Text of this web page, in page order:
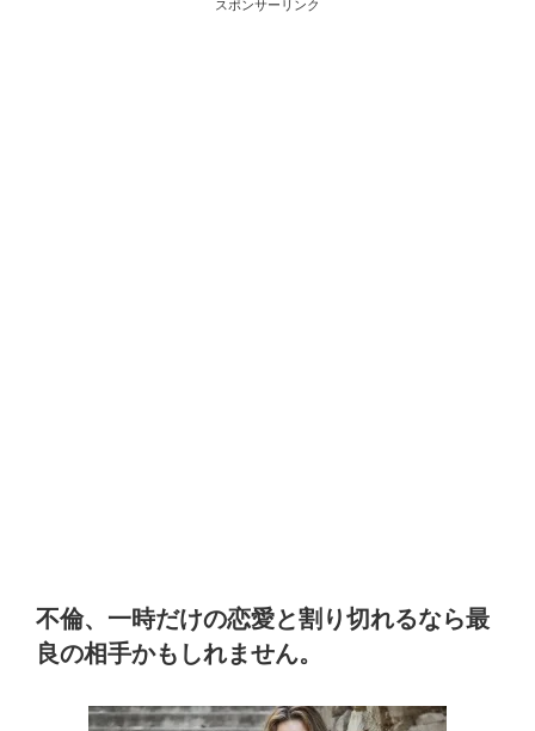
スポンサーリンク
不倫、一時だけの恋愛と割り切れるなら最
良の相手かもしれません。